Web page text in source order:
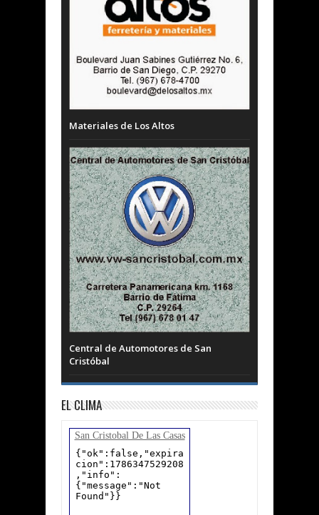
Materiales de Los Altos
Central de Automotores de San
Cristóbal
EL CLIMA
San Cristobal De Las Casas